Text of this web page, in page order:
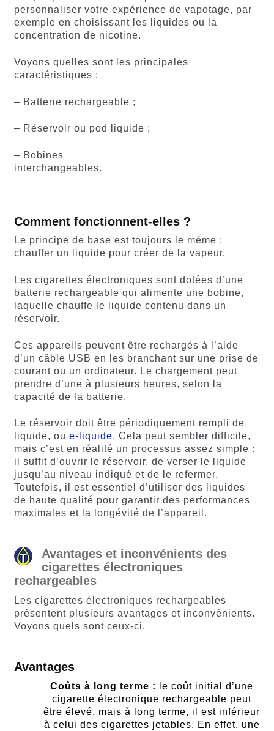
personnaliser votre expérience de vapotage, par
exemple en choisissant les liquides ou la
concentration de nicotine.
Voyons quelles sont les principales
caractéristiques :
– Batterie rechargeable ;
– Réservoir ou pod liquide ;
– Bobines
interchangeables.
Comment fonctionnent-elles ?
Le principe de base est toujours le même :
chauffer un liquide pour créer de la vapeur.
Les cigarettes électroniques sont dotées d’une
batterie rechargeable qui alimente une bobine,
laquelle chauffe le liquide contenu dans un
réservoir.
Ces appareils peuvent être rechargés à l’aide
d’un câble USB en les branchant sur une prise de
courant ou un ordinateur. Le chargement peut
prendre d’une à plusieurs heures, selon la
capacité de la batterie.
Le réservoir doit être périodiquement rempli de
liquide, ou e-liquide. Cela peut sembler difficile,
mais c’est en réalité un processus assez simple :
il suffit d’ouvrir le réservoir, de verser le liquide
jusqu’au niveau indiqué et de le refermer.
Toutefois, il est essentiel d’utiliser des liquides
de haute qualité pour garantir des performances
maximales et la longévité de l’appareil.
Avantages et inconvénients des
cigarettes électroniques
rechargeables
Les cigarettes électroniques rechargeables
présentent plusieurs avantages et inconvénients.
Voyons quels sont ceux-ci.
Avantages
Coûts à long terme :
le coût initial d’une
cigarette électronique rechargeable peut
être élevé, mais à long terme, il est inférieur
à celui des cigarettes jetables. En effet, une